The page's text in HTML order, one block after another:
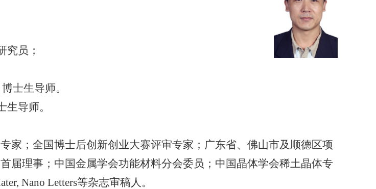
究员；
士生导师。
导师。
家；全国博士后创新创业大赛评审专家；广东省、佛山市及顺德区项
届理事；中国金属学会功能材料分会委员；中国晶体学会稀土晶体专
Nano Letters等杂志审稿人。